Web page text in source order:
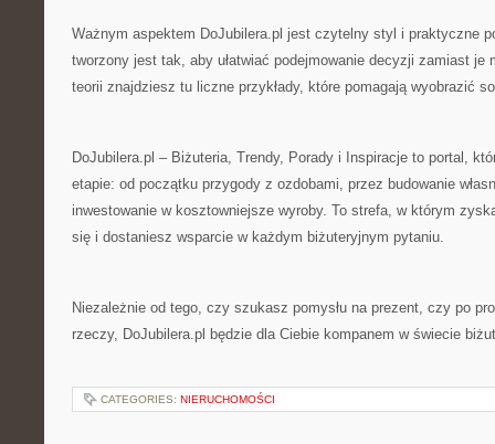
Ważnym aspektem DoJubilera.pl jest czytelny styl i praktyczne
tworzony jest tak, aby ułatwiać podejmowanie decyzji zamiast je
teorii znajdziesz tu liczne przykłady, które pomagają wyobrazić
DoJubilera.pl – Biżuteria, Trendy, Porady i Inspiracje to portal,
etapie: od początku przygody z ozdobami, przez budowanie
inwestowanie w kosztowniejsze wyroby. To strefa, w którym
się i dostaniesz wsparcie w każdym biżuteryjnym pytaniu.
Niezależnie od tego, czy szukasz pomysłu na prezent, czy po
rzeczy, DoJubilera.pl będzie dla Ciebie kompanem w świecie
CATEGORIES: NIERUCHOMOŚCI